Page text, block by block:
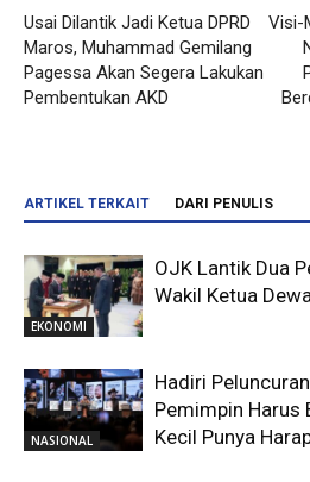
Usai Dilantik Jadi Ketua DPRD
Maros, Muhammad Gemilang
Pagessa Akan Segera Lakukan
Pembentukan AKD
Visi-
ARTIKEL TERKAIT DARI PENULIS
EKONOMI
OJK Lantik Dua
Wakil Ketua
NASIONAL
Hadiri
Pemimpin Harus
Kecil Punya